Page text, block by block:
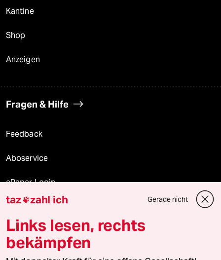
Kantine
Shop
Anzeigen
Fragen & Hilfe
Feedback
Aboservice
ePaper Login
Downloads für Abonnierende
© 2026 taz Verlags und Vertriebs GmbH
taz zahl ich Gerade nicht
Links lesen, rechts
bekämpfen